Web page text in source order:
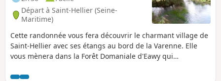
Départ à Saint-Hellier (Seine-
Maritime)
Cette randonnée vous fera découvrir le charmant village de
Saint-Hellier avec ses étangs au bord de la Varenne. Elle
vous mènera dans la Forêt Domaniale d'Eawy qui